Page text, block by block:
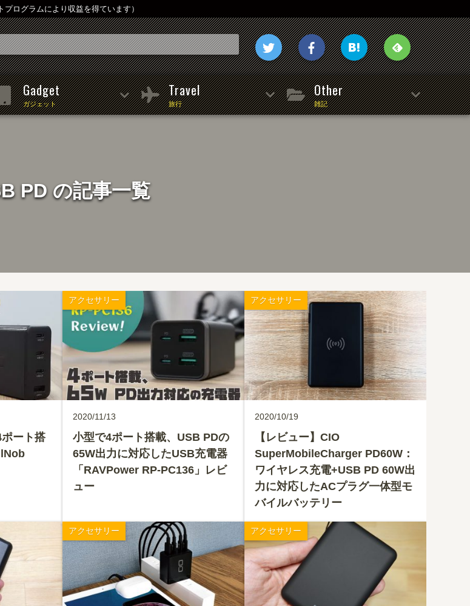
ログラムにより収益を得ています）
Gadget
ガジェット
Travel
旅行
Other
雑記
PD の記事一覧
ート搭
アクセサリー
2020/11/13
小型で4ポート搭載、USB PDの
65W出力に対応したUSB充電器
「RAVPower RP-PC136」レビ
ュー
アクセサリー
2020/10/19
【レビュー】CIO
SuperMobileCharger PD60W：
ワイヤレス充電+USB PD 60W出
力に対応したACプラグ一体型モ
バイルバッテリー
アクセサリー アクセサリー